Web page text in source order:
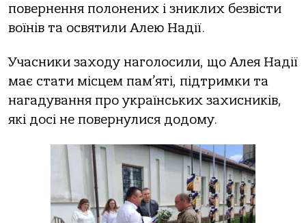
повернення полонених і зниклих безвісти
воїнів та освятили Алею Надії.
Учасники заходу наголосили, що Алея Надії
має стати місцем пам’яті, підтримки та
нагадування про українських захисників,
які досі не повернулися додому.